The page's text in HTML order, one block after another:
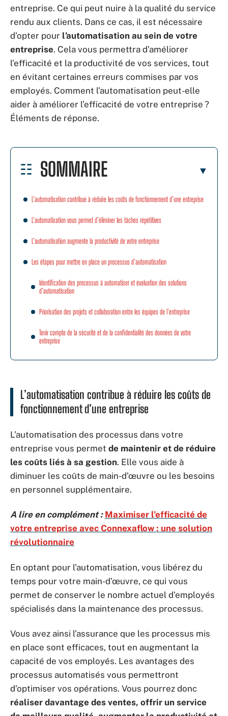
entreprise. Ce qui peut nuire à la qualité du service
rendu aux clients. Dans ce cas, il est nécessaire
d’opter pour l’automatisation au sein de votre
entreprise. Cela vous permettra d’améliorer
l’efficacité et la productivité de vos services, tout
en évitant certaines erreurs commises par vos
employés. Comment l’automatisation peut-elle
aider à améliorer l’efficacité de votre entreprise ?
Éléments de réponse.
SOMMAIRE
L’automatisation contribue à réduire les coûts de fonctionnement d’une entreprise
L’automatisation vous permet d’éliminer les tâches répétitives
L’automatisation augmente la productivité de votre entreprise
Les étapes pour mettre en place un processus d’automatisation
Identification des processus à automatiser et évaluation des solutions
d’automatisation
Priorisation des projets et collaboration entre les équipes de l’entreprise
Tenir compte de la sécurité et de la confidentialité des données de votre
entreprise
L’automatisation contribue à réduire les coûts de
fonctionnement d’une entreprise
L’automatisation des processus dans votre
entreprise vous permet de maintenir et de réduire
les coûts liés à sa gestion. Elle vous aide à
diminuer les coûts de main-d’œuvre ou les besoins
en personnel supplémentaire.
A lire en complément : Maximiser l'efficacité de
votre entreprise avec Connexaflow : une solution
révolutionnaire
En optant pour l’automatisation, vous libérez du
temps pour votre main-d’œuvre, ce qui vous
permet de conserver le nombre actuel d’employés
spécialisés dans la maintenance des processus.
Vous avez ainsi l’assurance que les processus mis
en place sont efficaces, tout en augmentant la
capacité de vos employés. Les avantages des
processus automatisés vous permettront
d’optimiser vos opérations. Vous pourrez donc
réaliser davantage des ventes, offrir un service